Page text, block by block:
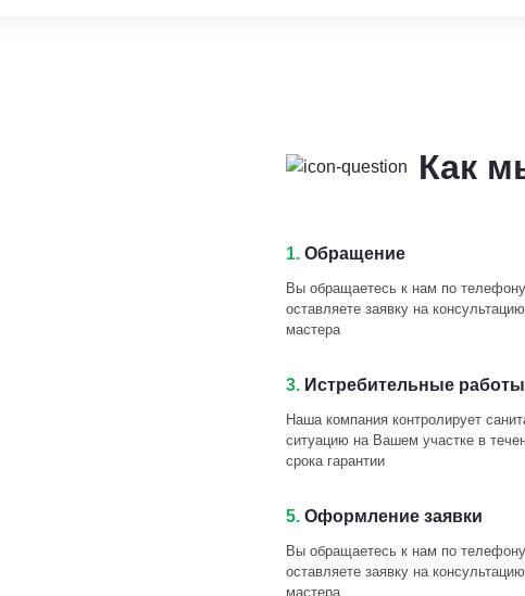
Как
1. Обращение
Вы обращаетесь к нам по
оставляете заявку на
мастера
3. Истребительные работы
Наша компания контролирует
ситуацию на Вашем участке в
срока гарантии
5. Оформление заявки
Вы обращаетесь к нам по
оставляете заявку на
мастера